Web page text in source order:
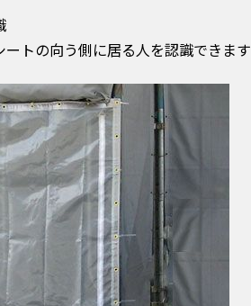
トの向う側に居る人を認識できます